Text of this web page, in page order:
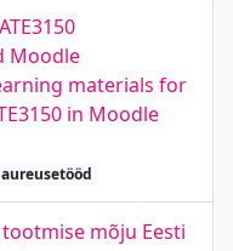
Moodle
materials for
in Moodle
mõju Eesti